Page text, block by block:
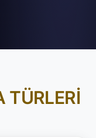
TÜRLERI